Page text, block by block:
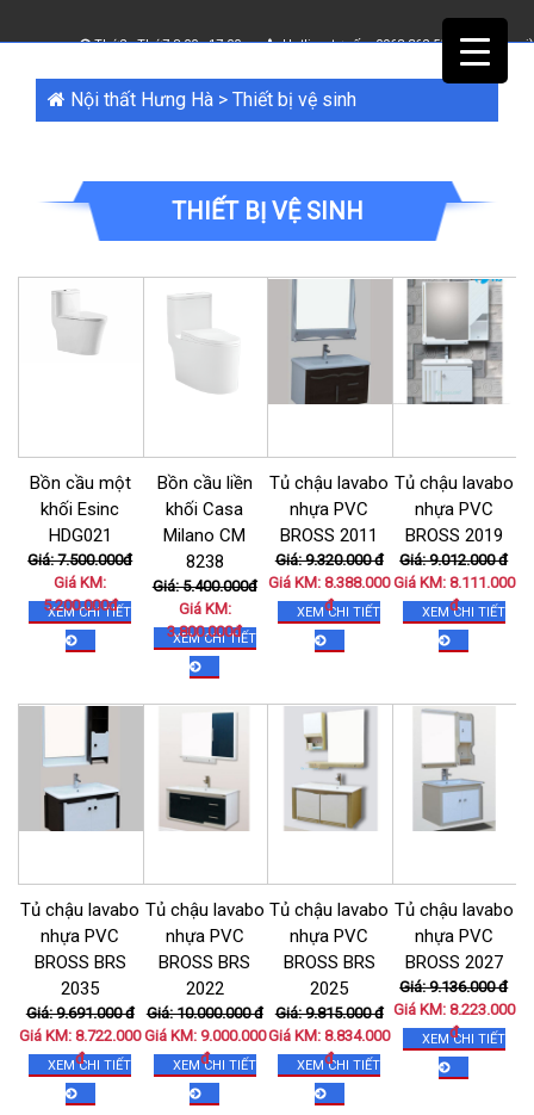
Thứ2 - Thứ7 8.00 - 17.00 Hotline tư vấn:0968 362 555 (Bấm để gọi)
Nội thất Hưng Hà > Thiết bị vệ sinh
THIẾT BỊ VỆ SINH
Bồn cầu một
khối Esinc
HDG021
Giá: 7.500.000đ
Giá KM:
5.200.000đ
XEM CHI TIẾT
Bồn cầu liền
khối Casa
Milano CM
8238
Giá: 5.400.000đ
Giá KM:
3.800.000đ
XEM CHI TIẾT
Tủ chậu lavabo
nhựa PVC
BROSS 2011
Giá: 9.320.000 đ
Giá KM: 8.388.000
đ
XEM CHI TIẾT
Tủ chậu lavabo
nhựa PVC
BROSS 2019
Giá: 9.012.000 đ
Giá KM: 8.111.000
đ
XEM CHI TIẾT
Tủ chậu lavabo
nhựa PVC
BROSS BRS
2035
Giá: 9.691.000 đ
Giá KM: 8.722.000
đ
XEM CHI TIẾT
Tủ chậu lavabo
nhựa PVC
BROSS BRS
2022
Giá: 10.000.000 đ
Giá KM: 9.000.000
đ
XEM CHI TIẾT
Tủ chậu lavabo
nhựa PVC
BROSS BRS
2025
Giá: 9.815.000 đ
Giá KM: 8.834.000
đ
XEM CHI TIẾT
Tủ chậu lavabo
nhựa PVC
BROSS 2027
Giá: 9.136.000 đ
Giá KM: 8.223.000
đ
XEM CHI TIẾT